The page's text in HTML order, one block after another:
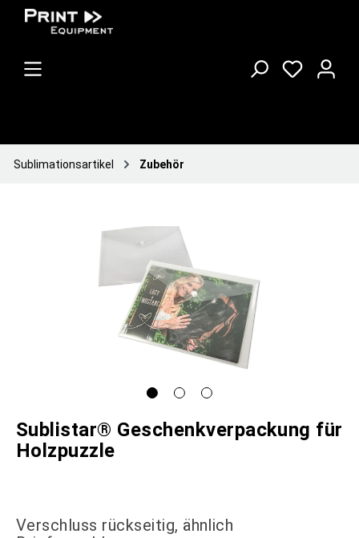
Sublimationsartikel Zubehör
Sublistar® Geschenkverpackung für
Holzpuzzle
Verschluss rückseitig, ähnlich